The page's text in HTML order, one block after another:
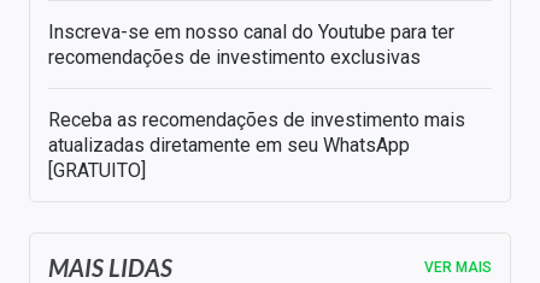
Inscreva-se em nosso canal do Youtube para ter
recomendações de investimento exclusivas
Receba as recomendações de investimento mais
atualizadas diretamente em seu WhatsApp
[GRATUITO]
MAIS LIDAS VER MAIS